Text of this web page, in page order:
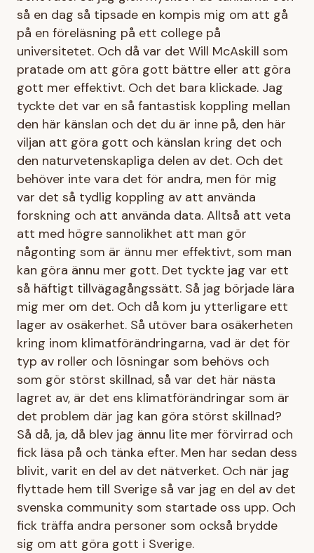
så en dag så tipsade en kompis mig om att gå
på en föreläsning på ett college på
universitetet. Och då var det Will McAskill som
pratade om att göra gott bättre eller att göra
gott mer effektivt. Och det bara klickade. Jag
tyckte det var en så fantastisk koppling mellan
den här känslan och det du är inne på, den här
viljan att göra gott och känslan kring det och
den naturvetenskapliga delen av det. Och det
behöver inte vara det för andra, men för mig
var det så tydlig koppling av att använda
forskning och att använda data. Alltså att veta
att med högre sannolikhet att man gör
någonting som är ännu mer effektivt, som man
kan göra ännu mer gott. Det tyckte jag var ett
så häftigt tillvägagångssätt. Så jag började lära
mig mer om det. Och då kom ju ytterligare ett
lager av osäkerhet. Så utöver bara osäkerheten
kring inom klimatförändringarna, vad är det för
typ av roller och lösningar som behövs och
som gör störst skillnad, så var det här nästa
lagret av, är det ens klimatförändringar som är
det problem där jag kan göra störst skillnad?
Så då, ja, då blev jag ännu lite mer förvirrad och
fick läsa på och tänka efter. Men har sedan dess
blivit, varit en del av det nätverket. Och när jag
flyttade hem till Sverige så var jag en del av det
svenska community som startade oss upp. Och
fick träffa andra personer som också brydde
sig om att göra gott i Sverige.